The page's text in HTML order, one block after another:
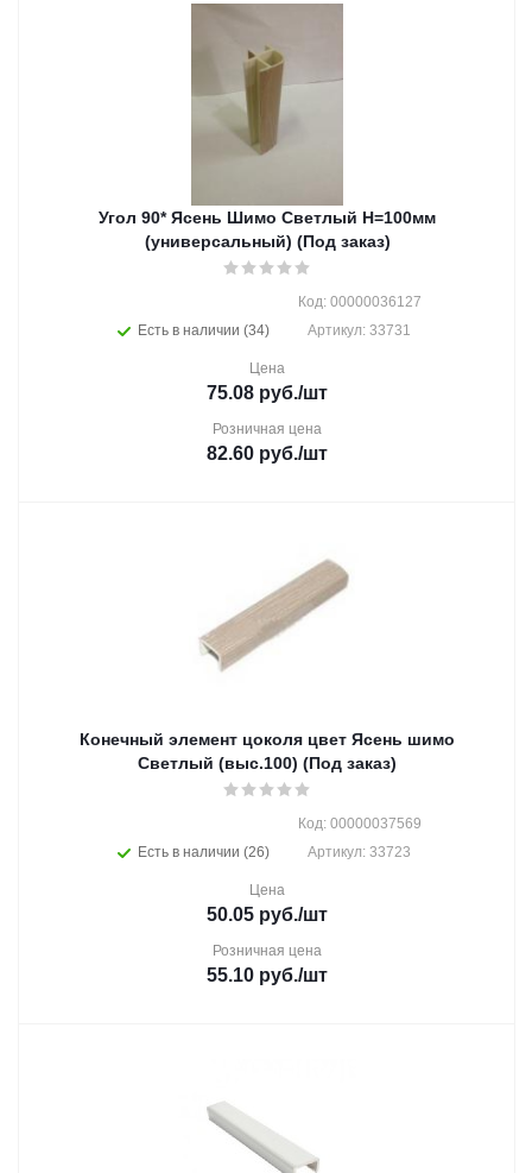
Угол 90* Ясень Шимо Светлый Н=100мм
(универсальный) (Под заказ)
Есть в наличии (34)
Код: 00000036127
Артикул: 33731
Цена
75.08 руб./шт
Розничная цена
82.60 руб./шт
Конечный элемент цоколя цвет Ясень шимо
Светлый (выс.100) (Под заказ)
Есть в наличии (26)
Код: 00000037569
Артикул: 33723
Цена
50.05 руб./шт
Розничная цена
55.10 руб./шт